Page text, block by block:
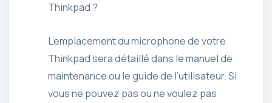
Thinkpad ?
L’emplacement du microphone de votre
Thinkpad sera détaillé dans le manuel de
maintenance ou le guide de l’utilisateur. Si
vous ne pouvez pas ou ne voulez pas